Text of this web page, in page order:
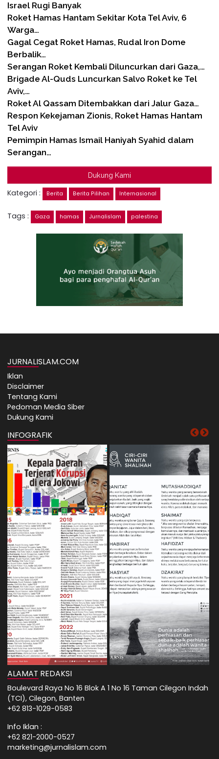
Israel Rugi Banyak
Roket Hamas Hantam Sekitar Kota Tel Aviv, 6
Warga…
Gagal Cegat Roket Hamas, Rudal Iron Dome
Berbalik…
Serangan Roket Kembali Diluncurkan dari Gaza,…
Brigade Al-Quds Luncurkan Salvo Roket ke Tel
Aviv,…
Roket Al Qassam Ditembakkan dari Jalur Gaza…
Respon Kekejaman Zionis, Roket Hamas Hantam
Tel Aviv
Pemimpin Hamas Ismail Haniyah Syahid dalam
Serangan…
Dukung Kami
Kategori : Berita Berita Pilihan Internasional
Tags : Gaza hamas Jurnalislam palestina
JURNALISLAM.COM
Iklan
Disclaimer
Tentang Kami
Pedoman Media Siber
Dukung Kami
INFOGRAFIK
ALAMAT REDAKSI
Boulevard Raya No 16 Blok A 1 No 16 Taman Cilegon Indah
(TCI), Cilegon, Banten
+62 813-1029-0583
Info Iklan :
+62 821-2000-0527
marketing@jurnalislam.com